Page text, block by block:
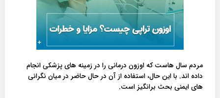
مردم سال هاست که اوزون درمانی را در زمینه های پزشکی انجام
داده اند. با این حال، استفاده از آن در حال حاضر در میان نگرانی
های ایمنی بحث برانگیز است.